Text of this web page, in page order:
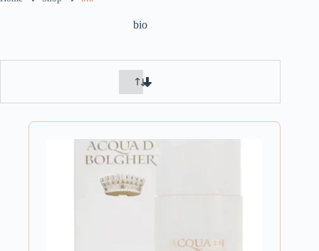
bio